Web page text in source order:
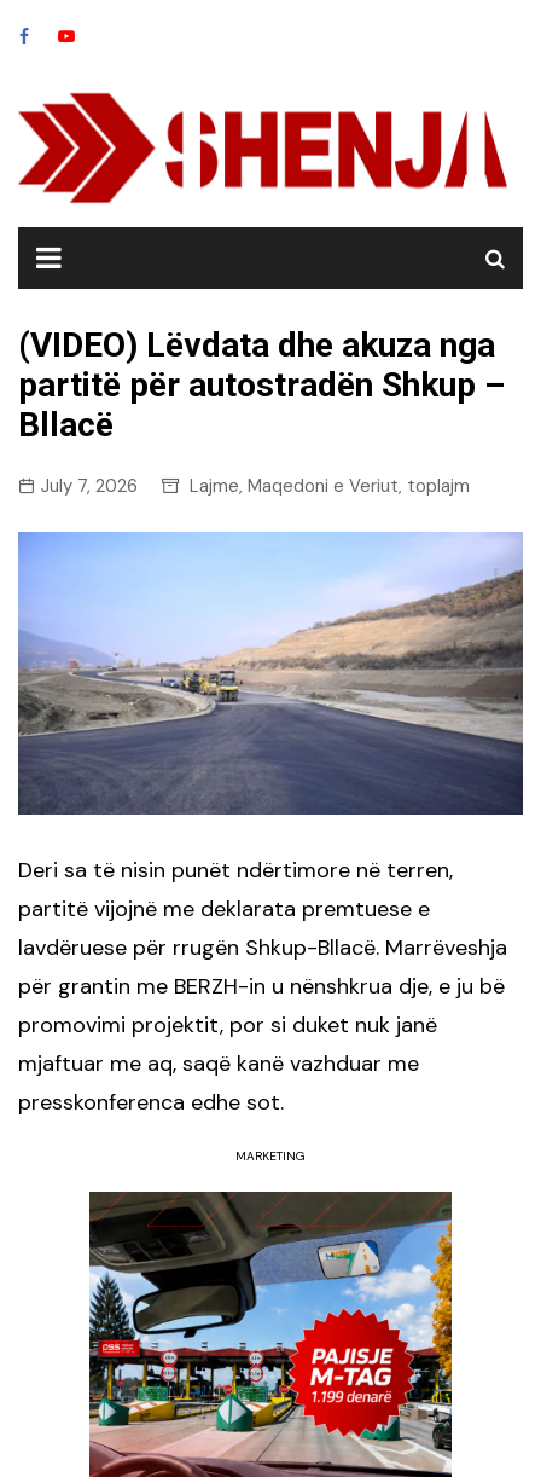
(VIDEO) Lëvdata dhe akuza nga
partitë për autostradën Shkup –
Bllacë
July 7, 2026 Lajme, Maqedoni e Veriut, toplajm
Deri sa të nisin punët ndërtimore në terren,
partitë vijojnë me deklarata premtuese e
lavdëruese për rrugën Shkup-Bllacë. Marrëveshja
për grantin me BERZH-in u nënshkrua dje, e ju bë
promovimi projektit, por si duket nuk janë
mjaftuar me aq, saqë kanë vazhduar me
presskonferenca edhe sot.
MARKETING